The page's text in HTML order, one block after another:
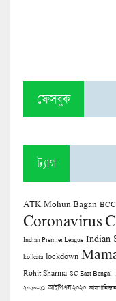
ফেসবুক
ট্যাগ
ATK Mohun Bagan
Coronavirus
Indian Premier League Indian
kolkata lockdown
Rohit Sharma SC East Bengal
২০২০-২১ আইপিএল ২০২০ আফগানিস্তান